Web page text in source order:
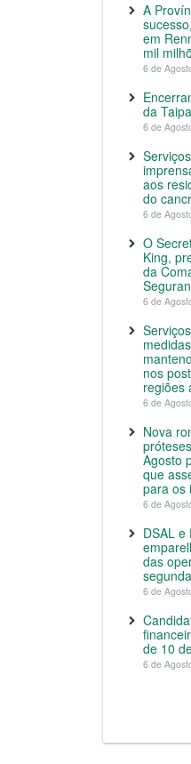
A
em
mil
6 de
da
6 de
aos
do
6 de
O
King,
da
6 de
nos
regiões
6 de
Nova
Agosto
que
para os
6 de
DSAL e
das
6 de
de 10
6 de